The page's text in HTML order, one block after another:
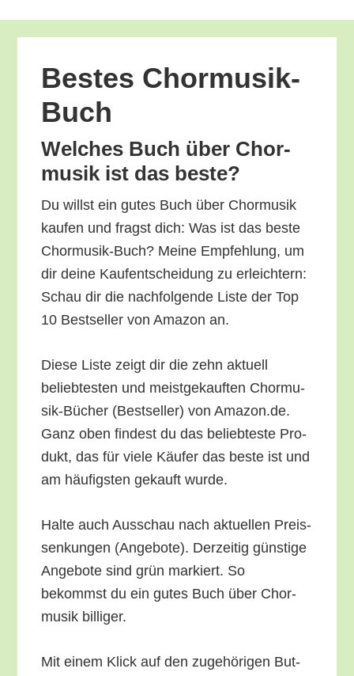
Bes­tes Chormusik-
Buch
Wel­ches Buch über Chor­
mu­sik ist das beste?
Du willst ein gutes Buch über Chor­mu­sik
kau­fen und fragst dich: Was ist das bes­te
Chor­mu­sik-Buch? Mei­ne Emp­feh­lung, um
dir dei­ne Kauf­ent­schei­dung zu erleich­tern:
Schau dir die nach­fol­gen­de Lis­te der Top
10 Best­sel­ler von Ama­zon an.
Die­se Lis­te zeigt dir die zehn aktu­ell
belieb­tes­ten und meist­ge­kauf­ten Chor­mu­
sik-Bücher (Best­sel­ler) von Amazon.de.
Ganz oben fin­dest du das belieb­tes­te Pro­
dukt, das für vie­le Käu­fer das bes­te ist und
am häu­figs­ten gekauft wurde.
Hal­te auch Aus­schau nach aktu­el­len Preis­
sen­kun­gen (Ange­bo­te). Der­zei­tig güns­ti­ge
Ange­bo­te sind grün mar­kiert. So
bekommst du ein gutes Buch über Chor­
mu­sik billiger.
Mit einem Klick auf den zuge­hö­ri­gen But­